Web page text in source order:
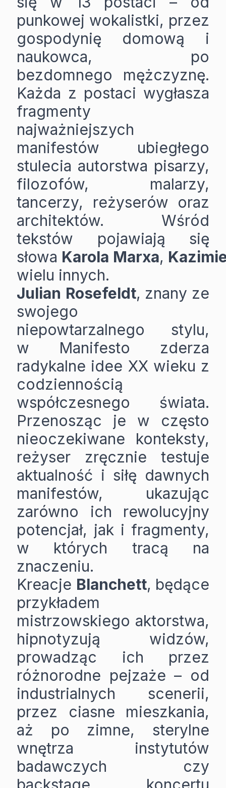
punkowej wokalistki, przez
gospodynię domową i
naukowca, po
bezdomnego mężczyznę.
Każda z postaci wygłasza
fragmenty
najważniejszych
manifestów ubiegłego
stulecia autorstwa pisarzy,
filozofów, malarzy,
tancerzy, reżyserów oraz
architektów. Wśród
tekstów pojawiają się
słowa Karola Marxa,
wielu innych.
Julian Rosefeldt, znany ze
swojego
niepowtarzalnego stylu,
w Manifesto zderza
radykalne idee XX wieku z
codziennością
współczesnego świata.
Przenosząc je w często
nieoczekiwane konteksty,
reżyser zręcznie testuje
aktualność i siłę dawnych
manifestów, ukazując
zarówno ich rewolucyjny
potencjał, jak i fragmenty,
w których tracą na
znaczeniu.
Kreacje Blanchett, będące
przykładem
mistrzowskiego aktorstwa,
hipnotyzują widzów,
prowadząc ich przez
różnorodne pejzaże – od
industrialnych scenerii,
przez ciasne mieszkania,
aż po zimne, sterylne
wnętrza instytutów
badawczych czy